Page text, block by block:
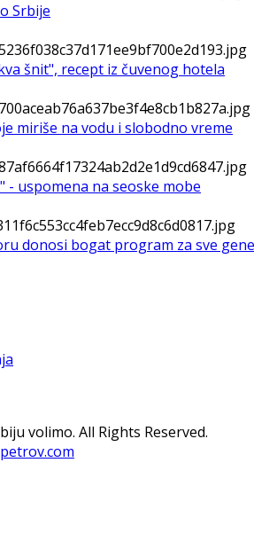
Srbije
šnit", recept iz čuvenog hotela
miriše na vodu i slobodno vreme
- uspomena na seoske mobe
donosi bogat program za sve
volimo. All Rights Reserved.